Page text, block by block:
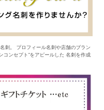
刺。 プロフィール名刺や店舗のブラン
コンセプト”をアピールした 名刺を作成